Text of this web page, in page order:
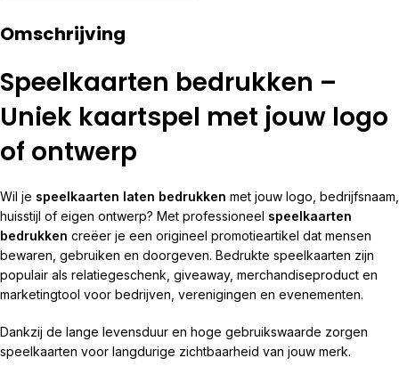
Omschrijving
Speelkaarten bedrukken –
Uniek kaartspel met jouw logo
of ontwerp
Wil je speelkaarten laten bedrukken met jouw logo, bedrijfsnaam,
huisstijl of eigen ontwerp? Met professioneel speelkaarten
bedrukken creëer je een origineel promotieartikel dat mensen
bewaren, gebruiken en doorgeven. Bedrukte speelkaarten zijn
populair als relatiegeschenk, giveaway, merchandiseproduct en
marketingtool voor bedrijven, verenigingen en evenementen.
Dankzij de lange levensduur en hoge gebruikswaarde zorgen
speelkaarten voor langdurige zichtbaarheid van jouw merk.